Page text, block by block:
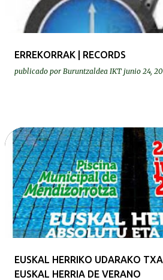
ERREKORRAK | RECORDS
publicado por Buruntzaldea IKT junio 24,
EUSKAL HERRIKO UDARAKO
EUSKAL HERRIA DE VERANO